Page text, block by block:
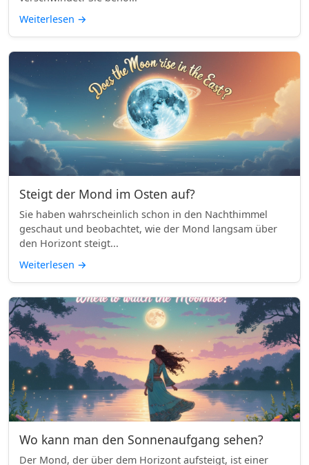
Weiterlesen →
Steigt der Mond im Osten auf?
Sie haben wahrscheinlich schon in den Nachthimmel
geschaut und beobachtet, wie der Mond langsam über
den Horizont steigt...
Weiterlesen →
Wo kann man den Sonnenaufgang sehen?
Der Mond, der über dem Horizont aufsteigt, ist einer